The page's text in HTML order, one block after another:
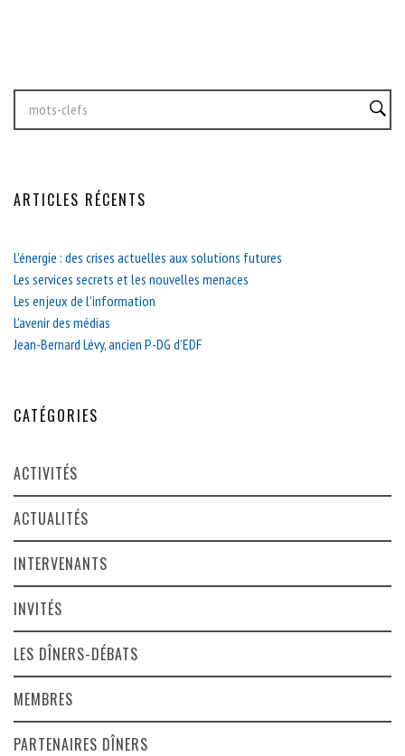
ARTICLES RÉCENTS
L’énergie : des crises actuelles aux solutions futures
Les services secrets et les nouvelles menaces
Les enjeux de l’information
L’avenir des médias
Jean-Bernard Lévy, ancien P-DG d’EDF
CATÉGORIES
ACTIVITÉS
ACTUALITÉS
INTERVENANTS
INVITÉS
LES DÎNERS-DÉBATS
MEMBRES
PARTENAIRES DÎNERS